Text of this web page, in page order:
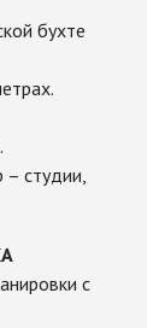
бухте
– студии,
с